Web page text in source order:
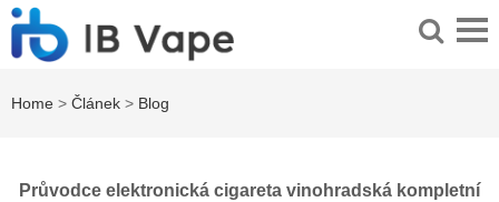
Home > Článek > Blog
Průvodce elektronická cigareta vinohradská kompletní